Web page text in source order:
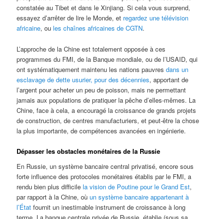
constatée au Tibet et dans le Xinjiang. Si cela vous surprend,
essayez d’arrêter de lire le Monde, et regardez une télévision
africaine, oules chaînes africaines de CGTN.
L’approche de la Chine est totalement opposée à ces
programmes du FMI, de la Banque mondiale, ou de l’USAID, qui
ont systématiquement maintenu les nations pauvresdans un
esclavage de dette usurier, pour des décennies, apportant de
l’argent pour acheter un peu de poisson, mais ne permettant
jamais aux populations de pratiquer la pêche d’elles-mêmes. La
Chine, face à cela, a encouragé la croissance de grands projets
de construction, de centres manufacturiers, et peut-être la chose
la plus importante, de compétences avancées en ingénierie.
Dépasser les obstacles monétaires de la Russie
En Russie, un système bancaire central privatisé, encore sous
forte influence des protocoles monétaires établis par le FMI, a
rendu bien plus difficilela vision de Poutine pour le Grand Est,
par rapport à la Chine, oùun système bancaire appartenant à
l’État fournit un inestimable instrument de croissance à long